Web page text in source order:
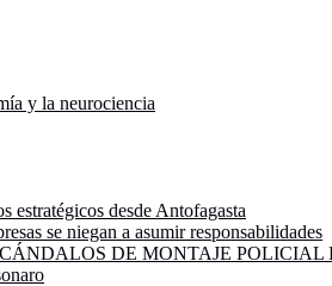
y la neurociencia
estratégicos desde Antofagasta
se niegan a asumir responsabilidades
DE MONTAJE POLICIAL